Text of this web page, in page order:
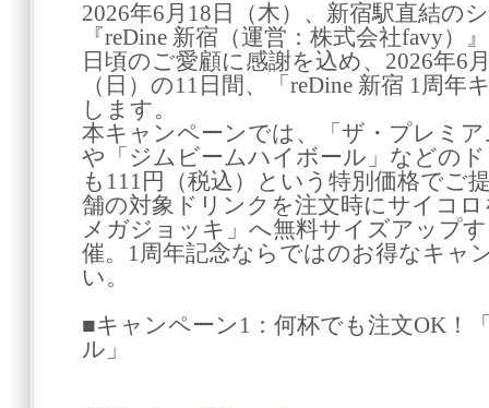
2026年6月18日（木）、新宿駅直結の
『reDine 新宿（運営：株式会社favy）
日頃のご愛顧に感謝を込め、2026年6
（日）の11日間、「reDine 新宿 1周
します。
本キャンペーンでは、「ザ・プレミ
や「ジムビームハイボール」などの
も111円（税込）という特別価格でご
舗の対象ドリンクを注文時にサイコ
メガジョッキ」へ無料サイズアップ
催。1周年記念ならではのお得なキャ
い。
■キャンペーン1：何杯でも注文OK！
ル」